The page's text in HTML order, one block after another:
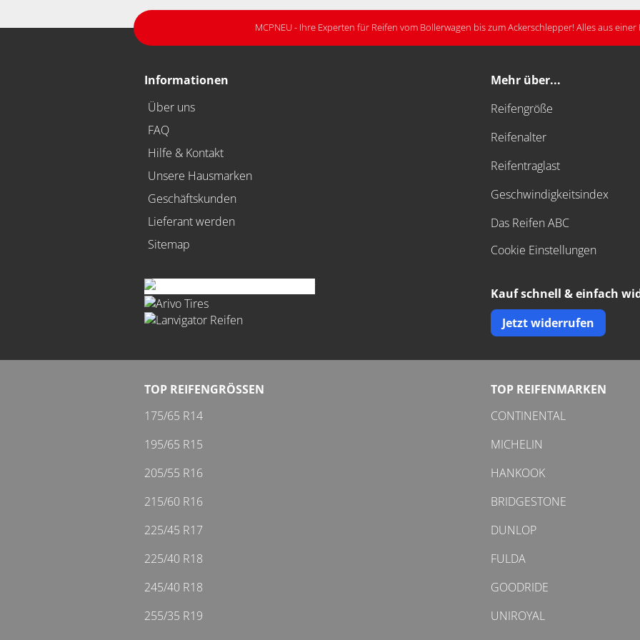
MCPNEU - Ihre Experten für Reifen vom Bollerwagen bis zum Ackerschlepper! Alles aus einer
Informationen
Über uns
FAQ
Hilfe & Kontakt
Unsere Hausmarken
Geschäftskunden
Lieferant werden
Sitemap
Mehr über...
Reifengröße
Reifenalter
Reifentraglast
Geschwindigkeitsindex
Das Reifen ABC
Cookie Einstellungen
Kauf schnell & einfach
Jetzt widerrufen
TOP REIFENGRÖSSEN
175/65 R14
195/65 R15
205/55 R16
215/60 R16
225/45 R17
225/40 R18
245/40 R18
255/35 R19
TOP REIFENMARKEN
CONTINENTAL
MICHELIN
HANKOOK
BRIDGESTONE
DUNLOP
FULDA
GOODRIDE
UNIROYAL